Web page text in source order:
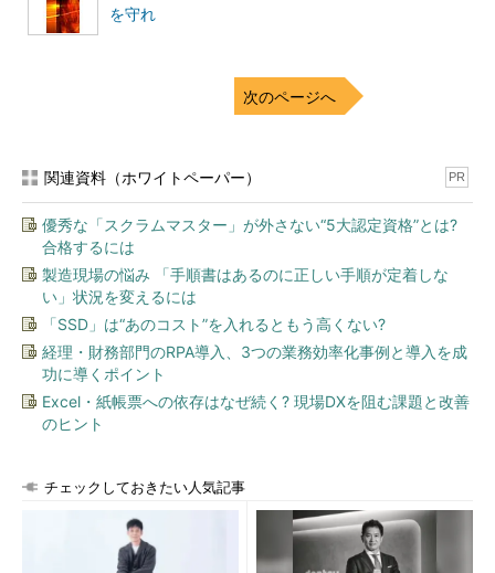
この例では、「userid=-20298745283」がクエリストリング
にあたる。クエリストリングはURL内に含まれているため、誰で
も見ることができる。従って、ユーザーのちょっとした出来心や
かなー？」）によって、脆弱性が露見することも多い。
この例であれば、誰が見ても明らかなように、「userid」のパ
ラメータがユーザー管理に使用されており、数字を変えればほか
のユーザーになりすませるのではないかと想定できるのだ。この
にとって想定外の結果を引き起こすのが、パラメータタンパリン
パラメータタンパリングに併せて、クエリストリングに関する
を守れ
次のページへ
関連資料（ホワイトペーパー） PR
優秀な「スクラムマスター」が外さない“5大認定資格”とは?
合格するには
製造現場の悩み 「手順書はあるのに正しい手順が定着しな
い」状況を変えるには
「SSD」は“あのコスト”を入れるともう高くない?
経理・財務部門のRPA導入、3つの業務効率化事例と導入を成
功に導くポイント
Excel・紙帳票への依存はなぜ続く? 現場DXを阻む課題と改善
のヒント
チェックしておきたい人気記事